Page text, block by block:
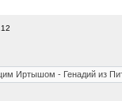
Иртышом - Генадий из